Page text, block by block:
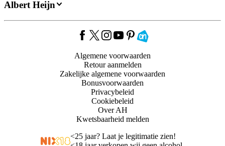
Albert Heijn
Algemene voorwaarden
Retour aanmelden
Zakelijke algemene voorwaarden
Bonusvoorwaarden
Privacybeleid
Cookiebeleid
Over AH
Kwetsbaarheid melden
<25 jaar? Laat je legitimatie zien!